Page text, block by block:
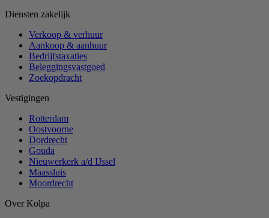
Diensten zakelijk
Verkoop & verhuur
Aankoop & aanhuur
Bedrijfstaxaties
Beleggingsvastgoed
Zoekopdracht
Vestigingen
Rotterdam
Oostvoorne
Dordrecht
Gouda
Nieuwerkerk a/d IJssel
Maassluis
Moordrecht
Over Kolpa